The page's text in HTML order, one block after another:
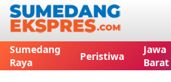
Sumedang
Raya
Peristiwa
Jawa
Barat